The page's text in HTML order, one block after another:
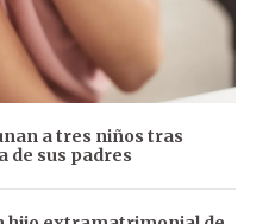
a tres niños tras
de sus padres